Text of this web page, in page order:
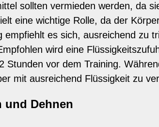
sollten vermieden werden, da
eine wichtige Rolle, da der
empfiehlt es sich, ausreichend zu
wird eine
Stunden vor dem Training.
mit ausreichend Flüssigkeit zu
und Dehnen